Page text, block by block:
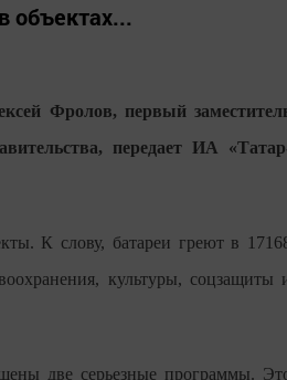
объектах...
Фролов, первый
передает ИА
К слову, батареи греют в
культуры, соцзащиты
две серьезные программы.